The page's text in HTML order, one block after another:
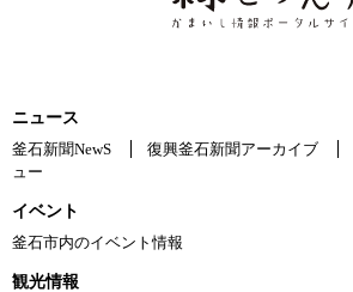
ニュース
釜石新聞NewS
復興釜石新聞アーカイブ
ュー
イベント
釜石市内のイベント情報
観光情報